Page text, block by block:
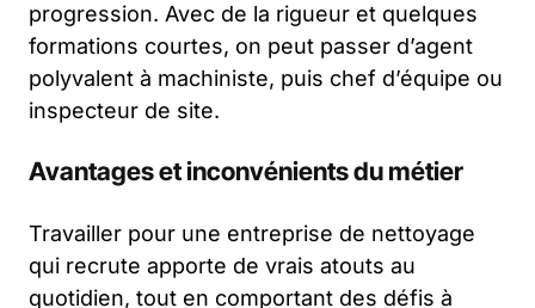
progression. Avec de la rigueur et quelques
formations courtes, on peut passer d’agent
polyvalent à machiniste, puis chef d’équipe ou
inspecteur de site.
Avantages et inconvénients du métier
Travailler pour une entreprise de nettoyage
qui recrute apporte de vrais atouts au
quotidien, tout en comportant des défis à